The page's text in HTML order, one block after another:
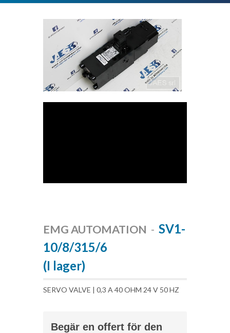
EMG AUTOMATION - SV1-
10/8/315/6
(I lager)
SERVO VALVE | 0,3 A 40 OHM 24 V 50 HZ
Begär en offert för den